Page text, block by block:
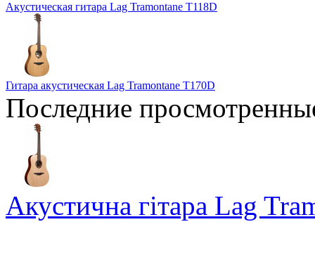
Акустическая гитара Lag Tramontane T118D
Гитара акустическая Lag Tramontane T170D
Последние
Акустична гітара Lag